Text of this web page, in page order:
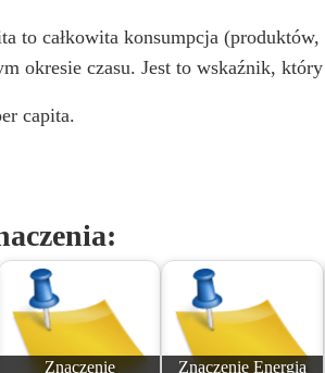
to całkowita konsumpcja
okresie czasu. Jest to wskaźnik,
capita.
Znaczenie
Znaczenie Energia